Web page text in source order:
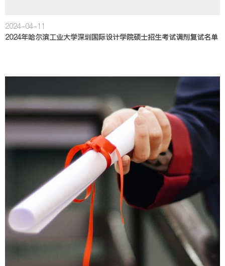
2024-04-11
2024年哈尔滨工业大学深圳国际设计学院硕士招生考试调剂复试名单